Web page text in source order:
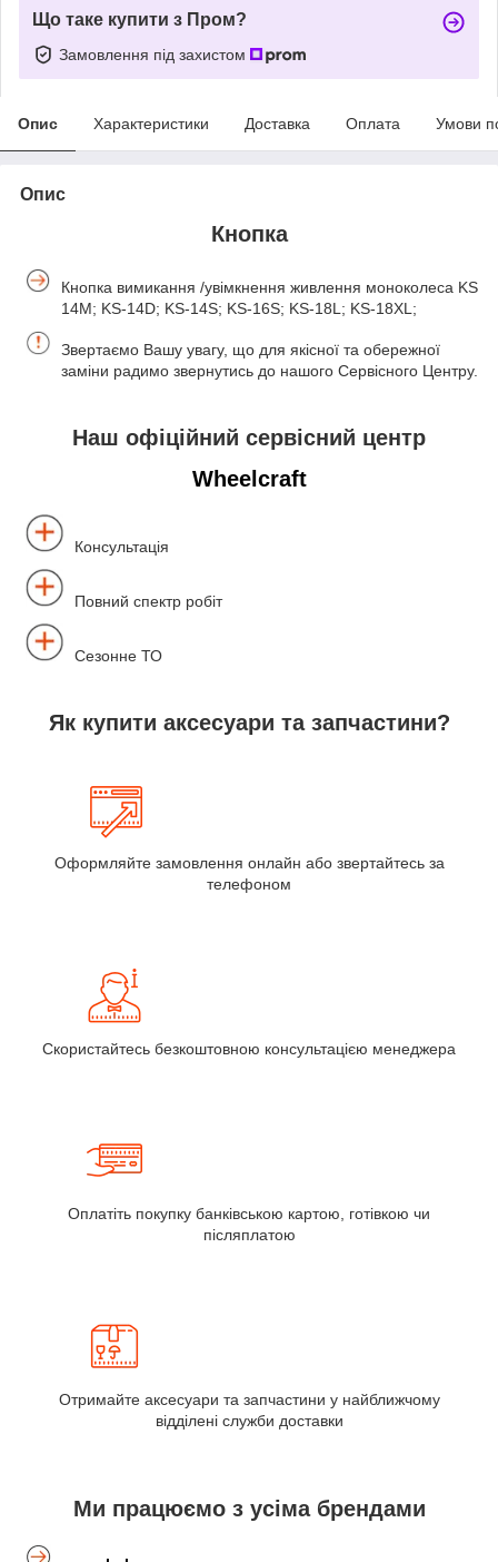
Що таке купити з Пром?
Замовлення під захистом
Опис Характеристики Доставка Оплата Умови
Опис
Кнопка
Кнопка вимикання /увімкнення живлення моноколеса KS-
14M; KS-14D; KS-14S; KS-16S; KS-18L; KS-18XL;
Звертаємо Вашу увагу, що для якісної та обережної
заміни радимо звернутись до нашого Сервісного Центру.
Наш офіційний сервісний центр
Wheelcraft
Консультація
Повний спектр робіт
Сезонне ТО
Як купити аксесуари та запчастини?
Оформляйте замовлення онлайн або звертайтесь за
телефоном
Скористайтесь безкоштовною консультацією менеджера
Оплатіть покупку банківською картою, готівкою чи
післяплатою
Отримайте аксесуари та запчастини у найближчому
відділені служби доставки
Ми працюємо з усіма брендами